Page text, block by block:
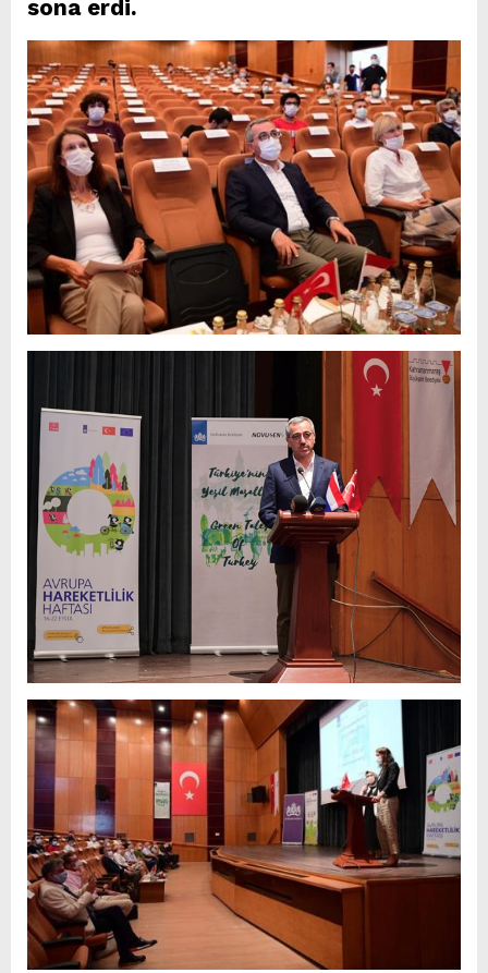
sona erdi.